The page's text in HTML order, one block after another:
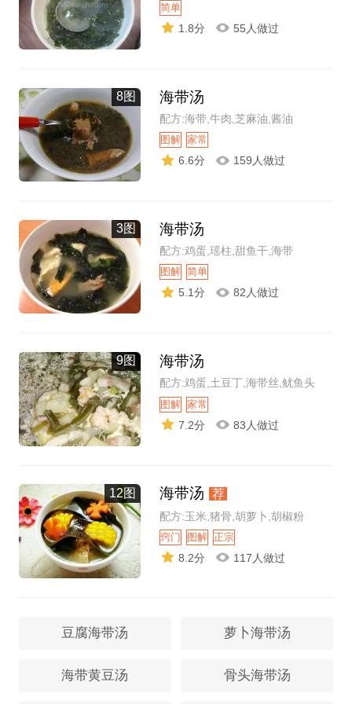
简单
1.8分 55人做过
8图 海带汤
配方:海带,牛肉,芝麻油,酱油
图解 家常
6.6分 159人做过
3图 海带汤
配方:鸡蛋,瑶柱,甜鱼干,海带
图解 简单
5.1分 82人做过
9图 海带汤
配方:鸡蛋,土豆丁,海带丝,鱿鱼头
图解 家常
7.2分 83人做过
12图 海带汤 荐
配方:玉米,猪骨,胡萝卜,胡椒粉
窍门 图解 正宗
8.2分 117人做过
豆腐海带汤 萝卜海带汤
海带黄豆汤 骨头海带汤